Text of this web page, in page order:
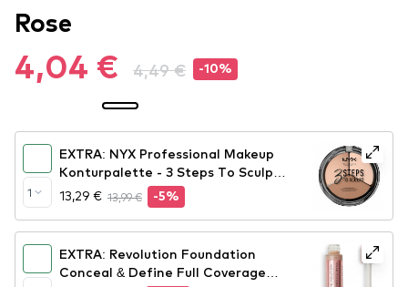
Rose
4,04 € 4,49 € -10%
1
EXTRA: NYX Professional Makeup
Konturpalette - 3 Steps To Sculpt
Face Sculpting Palette – Fair
(3STS01)
13,29 € 13,99 € -5%
EXTRA: Revolution Foundation
Conceal & Define Full Coverage